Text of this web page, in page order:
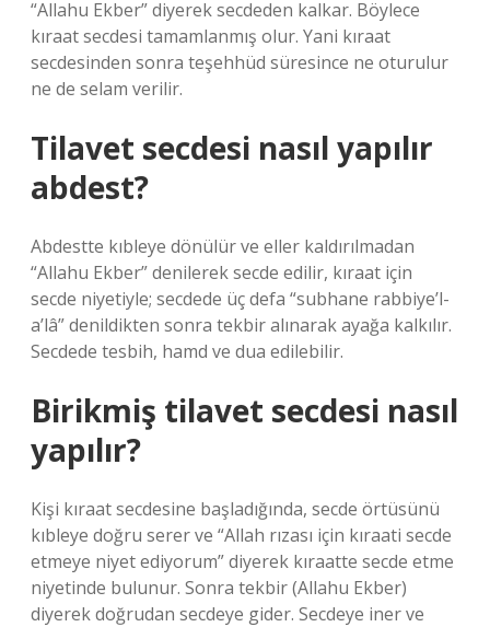
“Allahu Ekber” diyerek secdeden kalkar. Böylece
kıraat secdesi tamamlanmış olur. Yani kıraat
secdesinden sonra teşehhüd süresince ne oturulur
ne de selam verilir.
Tilavet secdesi nasıl yapılır
abdest?
Abdestte kıbleye dönülür ve eller kaldırılmadan
“Allahu Ekber” denilerek secde edilir, kıraat için
secde niyetiyle; secdede üç defa “subhane rabbiye’l-
a’lâ” denildikten sonra tekbir alınarak ayağa kalkılır.
Secdede tesbih, hamd ve dua edilebilir.
Birikmiş tilavet secdesi nasıl
yapılır?
Kişi kıraat secdesine başladığında, secde örtüsünü
kıbleye doğru serer ve “Allah rızası için kıraati secde
etmeye niyet ediyorum” diyerek kıraatte secde etme
niyetinde bulunur. Sonra tekbir (Allahu Ekber)
diyerek doğrudan secdeye gider. Secdeye iner ve